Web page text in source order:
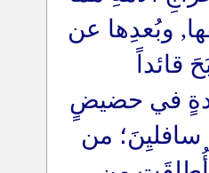
وبُعدِها عن
قائداً
في حضيضٍ
من